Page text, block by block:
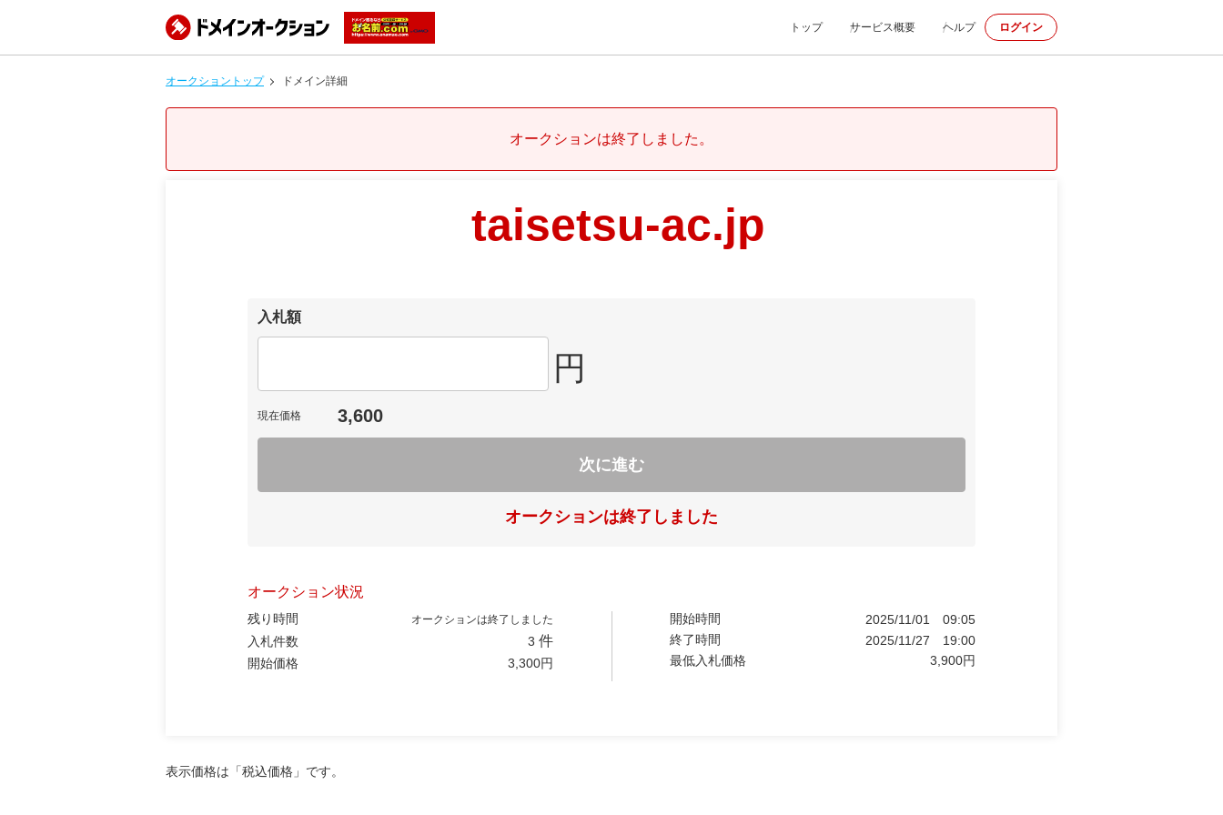
トップ サービス概要 ヘルプ ログイン
オークショントップ ドメイン詳細
オークションは終了しました。
taisetsu-ac.jp
入札額
円
現在価格 3,600
次に進む
オークションは終了しました
オークション状況
残り時間 オークションは終了しました
入札件数 3 件
開始価格 3,300円
開始時間 2025/11/01
09:05
終了時間
2025/11/27
19:00
最低入札価格
3,900円
表示価格は「税込価格」です。